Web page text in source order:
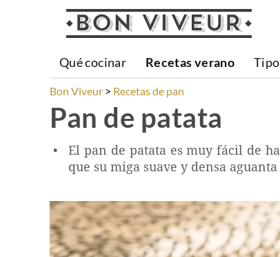
Qué cocinar Recetas verano
Bon Viveur Recetas de pan
Pan de patata
El pan de patata es muy fácil de
que su miga suave y densa